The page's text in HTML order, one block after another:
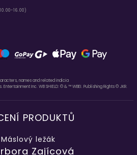
16.00)
names and related indicia
Inc. WB SHIELD: © & ™ WBEI. Publishing Rights © JKR.
PRODUKTŮ
ležák
Zajícová